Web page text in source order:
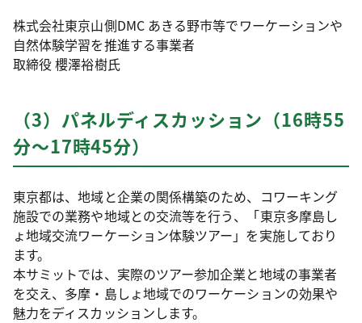
株式会社東京山側DMC あきる野市等でワーケーションや
自然体験学習を推進する事業者
取締役 櫻澤裕樹氏
（3）パネルディスカッション（16時55
分～17時45分）
東京都は、地域と企業の関係構築のため、コワーキング
施設での業務や地域との交流等を行う、「東京多摩島し
ょ地域交流ワーケーション体験ツアー」を実施しており
ます。
本サミットでは、実際のツアー参加企業と地域の事業者
を交え、多摩・島しょ地域でのワーケーションの効果や
魅力をディスカッションします。